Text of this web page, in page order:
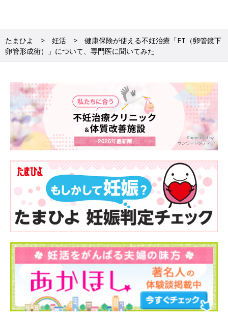
たまひよ 妊活
健康保険が使える不妊治療「FT（卵管鏡下
卵管形成術）」について、専門医に聞いてみた